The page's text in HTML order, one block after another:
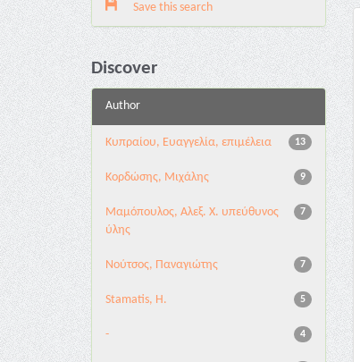
Save this search
Discover
Author
13
Κυπραίου, Ευαγγελία, επιμέλεια
9
Κορδώσης, Μιχάλης
7
Μαμόπουλος, Αλεξ. Χ. υπεύθυνος
ύλης
7
Νούτσος, Παναγιώτης
5
Stamatis, H.
4
-